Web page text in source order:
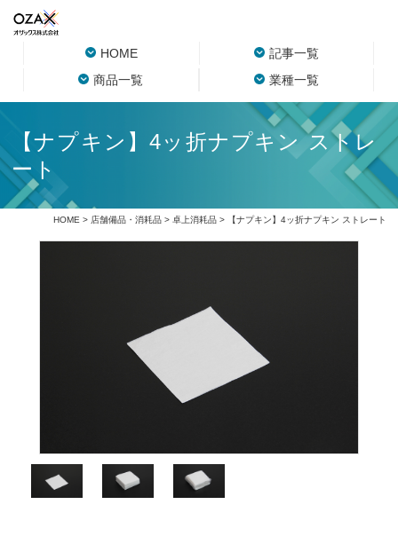
HOME
記事一覧
商品一覧
業種一覧
【ナプキン】4ッ折ナプキン ストレ
ート
HOME > 店舗備品・消耗品> 卓上消耗品> 【ナプキン】4ッ折ナプキン ストレート